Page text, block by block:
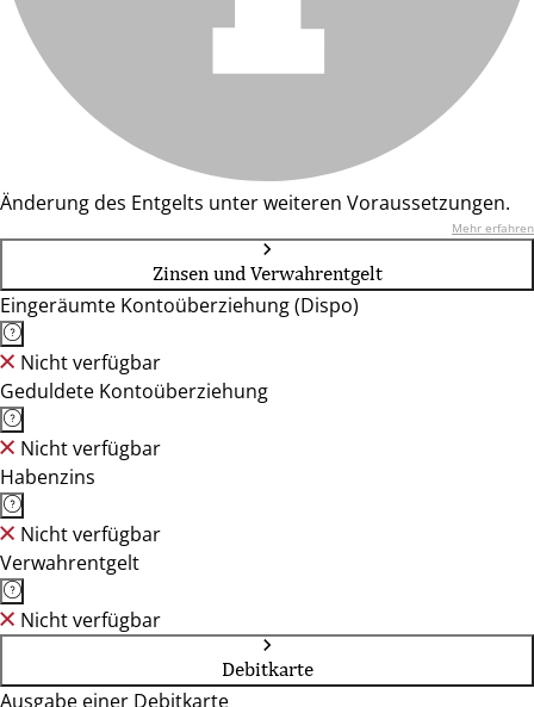
Änderung des Entgelts unter weiteren Voraussetzungen.
Mehr erfahren
Zinsen und Verwahrentgelt
Eingeräumte Kontoüberziehung (Dispo)
Nicht verfügbar
Geduldete Kontoüberziehung
Nicht verfügbar
Habenzins
Nicht verfügbar
Verwahrentgelt
Nicht verfügbar
Debitkarte
Ausgabe einer Debitkarte